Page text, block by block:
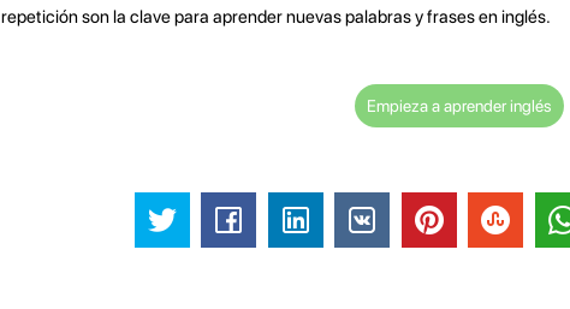
repetición son la clave para aprender nuevas palabras y frases en inglés.
Empieza a aprender inglés